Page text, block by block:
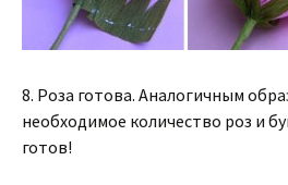
8. Роза готова. Аналогичным
необходимое количество роз и
готов!